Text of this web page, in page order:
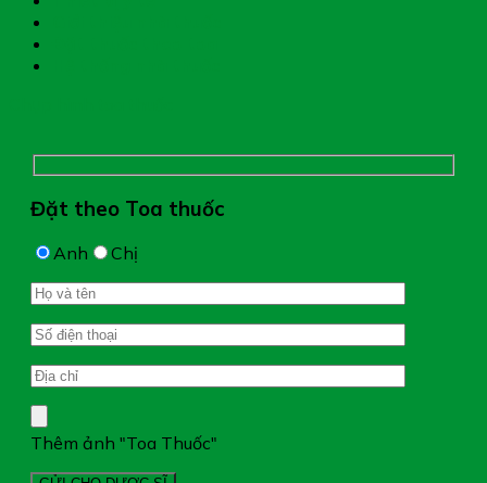
Đặt theo Toa thuốc
Anh Chị
Thêm ảnh "Toa Thuốc"